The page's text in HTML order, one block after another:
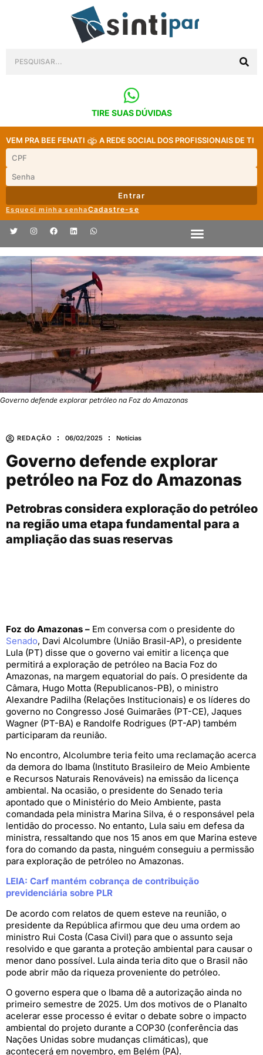
TIRE SUAS DÚVIDAS
VEM PRA BEE FENATI A REDE SOCIAL DOS PROFISSIONAIS DE TI
Entrar
Esqueci minha senhaCadastre-se
Governo defende explorar petróleo na Foz do Amazonas
REDAÇÃO 06/02/2025 Notícias
Governo defende explorar
petróleo na Foz do Amazonas
Petrobras considera exploração do petróleo
na região uma etapa fundamental para a
ampliação das suas reservas
Foz do Amazonas – Em conversa com o presidente do
Senado, Davi Alcolumbre (União Brasil-AP), o presidente
Lula (PT) disse que o governo vai emitir a licença que
permitirá a exploração de petróleo na Bacia Foz do
Amazonas, na margem equatorial do país. O presidente da
Câmara, Hugo Motta (Republicanos-PB), o ministro
Alexandre Padilha (Relações Institucionais) e os líderes do
governo no Congresso José Guimarães (PT-CE), Jaques
Wagner (PT-BA) e Randolfe Rodrigues (PT-AP) também
participaram da reunião.
No encontro, Alcolumbre teria feito uma reclamação acerca
da demora do Ibama (Instituto Brasileiro de Meio Ambiente
e Recursos Naturais Renováveis) na emissão da licença
ambiental. Na ocasião, o presidente do Senado teria
apontado que o Ministério do Meio Ambiente, pasta
comandada pela ministra Marina Silva, é o responsável pela
lentidão do processo. No entanto, Lula saiu em defesa da
ministra, ressaltando que nos 15 anos em que Marina esteve
fora do comando da pasta, ninguém conseguiu a permissão
para exploração de petróleo no Amazonas.
LEIA: Carf mantém cobrança de contribuição
previdenciária sobre PLR
De acordo com relatos de quem esteve na reunião, o
presidente da República afirmou que deu uma ordem ao
ministro Rui Costa (Casa Civil) para que o assunto seja
resolvido e que garanta a proteção ambiental para causar o
menor dano possível. Lula ainda teria dito que o Brasil não
pode abrir mão da riqueza proveniente do petróleo.
O governo espera que o Ibama dê a autorização ainda no
primeiro semestre de 2025. Um dos motivos de o Planalto
acelerar esse processo é evitar o debate sobre o impacto
ambiental do projeto durante a COP30 (conferência das
Nações Unidas sobre mudanças climáticas), que
acontecerá em novembro, em Belém (PA).